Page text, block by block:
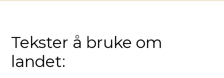
Tekster å bruke om
landet: